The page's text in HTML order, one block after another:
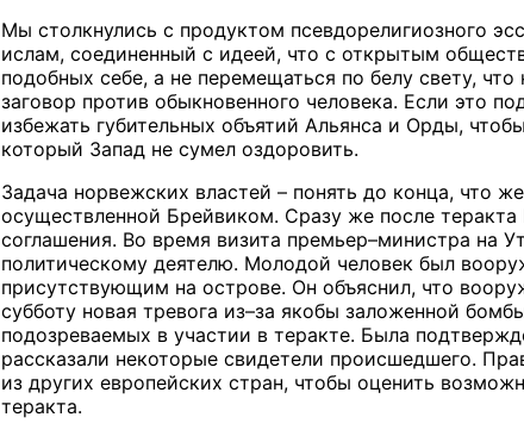
Мы столкнулись с продуктом псевдорелигиозного
ислам, соединенный с идеей, что с открытым
подобных себе, а не перемещаться по белу свету,
заговор против обыкновенного человека. Если это
избежать губительных объятий Альянса и Орды,
который Запад не сумел оздоровить.
Задача норвежских властей – понять до конца, что
осуществленной Брейвиком. Сразу же после
соглашения. Во время визита премьер–министра на
политическому деятелю. Молодой человек был
присутствующим на острове. Он объяснил, что
субботу новая тревога из–за якобы заложенной
подозреваемых в участии в теракте. Была
рассказали некоторые свидетели происшедшего.
из других европейских стран, чтобы оценить
теракта.